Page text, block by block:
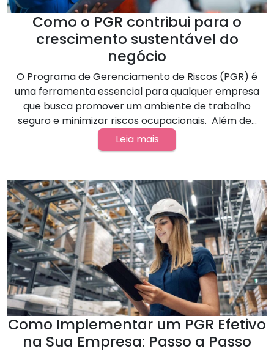
Como o PGR contribui para o
crescimento sustentável do
negócio
O Programa de Gerenciamento de Riscos (PGR) é
uma ferramenta essencial para qualquer empresa
que busca promover um ambiente de trabalho
seguro e minimizar riscos ocupacionais. Além de...
Leia mais
Como Implementar um PGR Efetivo
na Sua Empresa: Passo a Passo